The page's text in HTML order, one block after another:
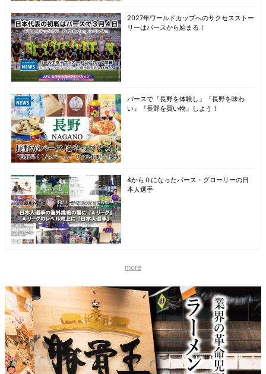
2027年ワールドカップへのサクセスストー
リーはパースから始まる！
パースで『長野を体験し』『長野を味わ
い』『長野を買い物』しよう！
4から０になったパース・グローリーの日
本人選手
more